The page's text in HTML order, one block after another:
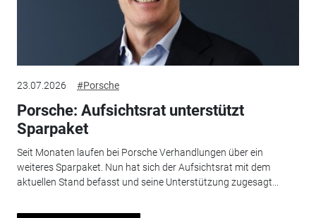
23.07.2026 #Porsche
Porsche: Aufsichtsrat unterstützt
Sparpaket
Seit Monaten laufen bei Porsche Verhandlungen über ein
weiteres Sparpaket. Nun hat sich der Aufsichtsrat mit dem
aktuellen Stand befasst und seine Unterstützung zugesagt...